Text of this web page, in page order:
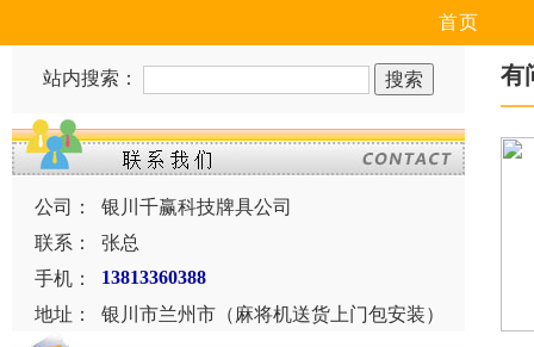
首页
站内搜索：
公司：
银川千赢科技牌具公司
联系：
张总
手机：
13813360388
地址： 银川市兰州市（麻将机送货上门包安装）
有